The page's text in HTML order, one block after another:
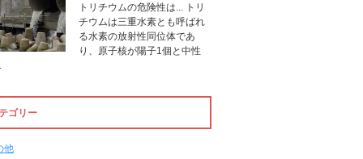
トリチウムの危険性は... トリ
チウムは三重水素とも呼ばれ
る水素の放射性同位体であ
り、原子核が陽子1個と中性
ゴリー
他